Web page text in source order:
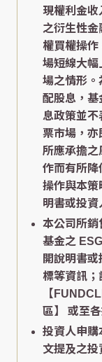
現權利金收
之衍生性
權買權操作
場短線大幅
場之情形。
配股息，基
息政策並
票市場，亦
所應承擔之
作而有所降
操作與本策
明書或投資
本公司所銷
基金之
開說明書
標等資訊；
【
區】
或至
投資人申購
文提及之投